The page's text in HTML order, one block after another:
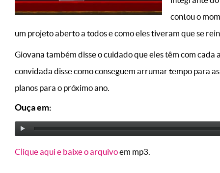
contou o
um projeto aberto a todos e como eles tiveram que se
Giovana também disse o cuidado que eles têm com cada
convidada disse como conseguem arrumar tempo para
planos para o próximo ano.
Ouça em:
Clique aqui e baixe o arquivoem mp3.